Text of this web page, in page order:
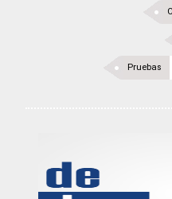
Pruebas